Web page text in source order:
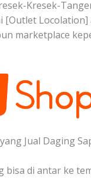
Kresek-
marketplace
Jual Daging
di antar ke